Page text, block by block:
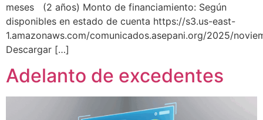
meses (2 años) Monto de financiamiento: Según
disponibles en estado de cuenta https://s3.us-east-
1.amazonaws.com/comunicados.asepani.org/2025/
Descargar […]
Adelanto de excedentes